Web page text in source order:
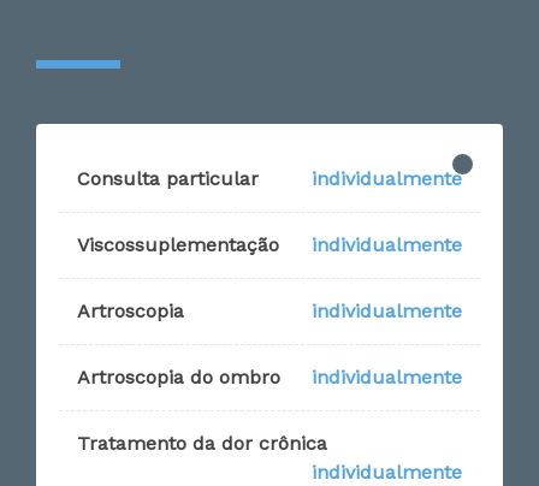
Consulta particular individualmente
Viscossuplementação individualmente
Artroscopia individualmente
Artroscopia do ombro individualmente
Tratamento da dor crônica
individualmente